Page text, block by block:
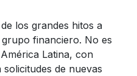
los grandes hitos a
financiero. No es
Latina, con
de nuevas